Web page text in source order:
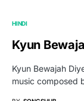
HINDI
Kyun
Kyun Bewajah
music composed